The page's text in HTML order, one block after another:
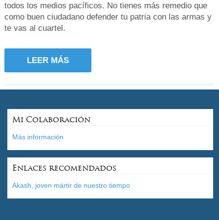
todos los medios pacíficos. No tienes más remedio que
como buen ciudadano defender tu patria con las armas y
te vas al cuartel.
LEER MÁS
Mi Colaboración
Más información
Enlaces recomendados
Akash, joven mártir de nuestro tiempo